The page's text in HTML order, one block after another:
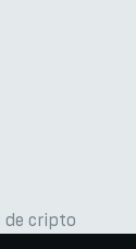
de cripto